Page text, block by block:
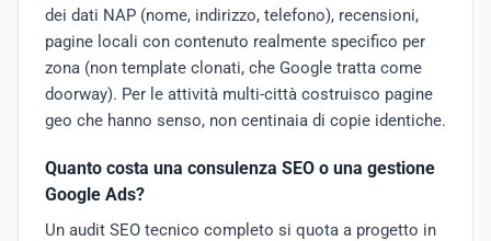
dei dati NAP (nome, indirizzo, telefono), recensioni,
pagine locali con contenuto realmente specifico per
zona (non template clonati, che Google tratta come
doorway). Per le attività multi-città costruisco pagine
geo che hanno senso, non centinaia di copie identiche.
Quanto costa una consulenza SEO o una gestione
Google Ads?
Un audit SEO tecnico completo si quota a progetto in